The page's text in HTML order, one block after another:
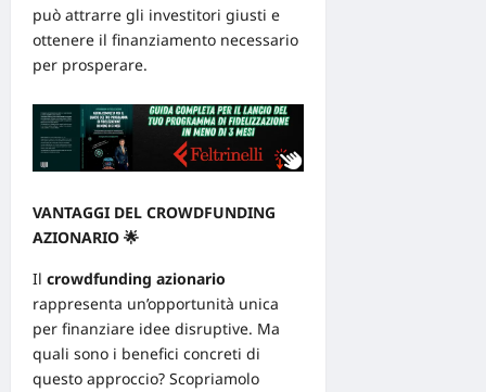
può attrarre gli investitori giusti e
ottenere il finanziamento necessario
per prosperare.
VANTAGGI DEL CROWDFUNDING
AZIONARIO 🌟
Il crowdfunding azionario
rappresenta un’opportunità unica
per finanziare idee disruptive. Ma
quali sono i benefici concreti di
questo approccio? Scopriamolo